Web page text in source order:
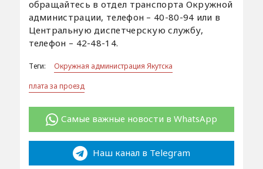
обращайтесь в отдел транспорта Окружной
администрации, телефон – 40-80-94 или в
Центральную диспетчерскую службу,
телефон – 42-48-14.
Теги:
Окружная администрация Якутска
плата за проезд
Самые важные новости в WhatsApp
Наш канал в Telegram